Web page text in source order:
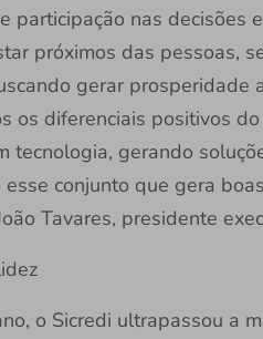
participação nas decisões
próximos das pessoas,
gerar prosperidade
os diferenciais positivos
tecnologia, gerando
conjunto que gera
Tavares, presidente
o Sicredi ultrapassou a